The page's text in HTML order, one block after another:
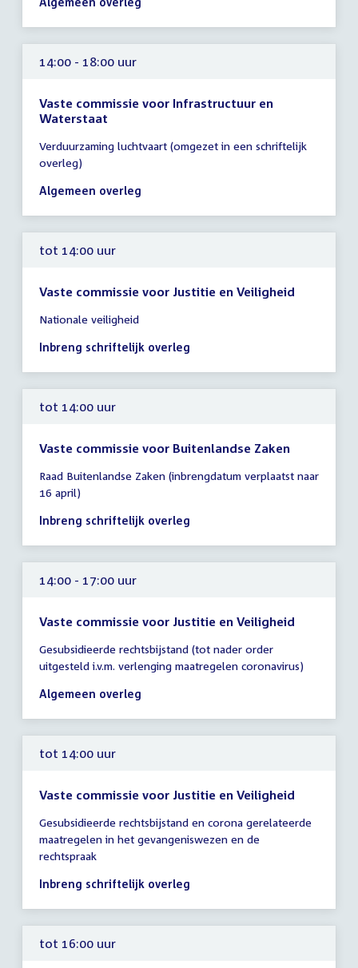
uur
14:00 - 18:00 uur
Vaste commissie voor Infrastructuur en
Waterstaat
vergadering
14:00
-
uur
Verduurzaming luchtvaart (omgezet in een schriftelijk
overleg)
Algemeen overleg
tot 14:00 uur
Vaste commissie voor Justitie en Veiligheid
vergadering
tot
uur
Nationale veiligheid
Inbreng schriftelijk overleg
tot 14:00 uur
Vaste commissie voor Buitenlandse Zaken
vergadering
tot
14:00
Raad Buitenlandse Zaken (inbrengdatum verplaatst naar
16 april)
Inbreng schriftelijk overleg
14:00 - 17:00 uur
Vaste commissie voor Justitie en Veiligheid
vergadering
14:00
-
uur
Gesubsidieerde rechtsbijstand (tot nader order
uitgesteld i.v.m. verlenging maatregelen coronavirus)
Algemeen overleg
tot 14:00 uur
Vaste commissie voor Justitie en Veiligheid
vergadering
tot
14:00
uur
Gesubsidieerde rechtsbijstand en corona gerelateerde
maatregelen in het gevangeniswezen en de
rechtspraak
Inbreng schriftelijk overleg
tot 16:00 uur